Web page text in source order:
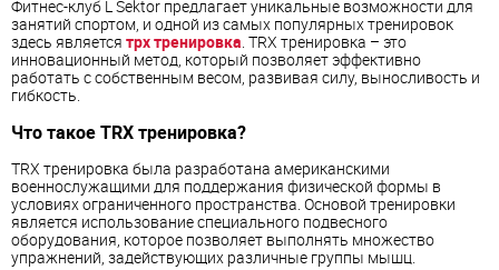
Фитнес-клуб L Sektor предлагает уникальные возможности для
занятий спортом, и одной из самых популярных тренировок
здесь является трх тренировка . TRX тренировка – это
инновационный метод, который позволяет эффективно
работать с собственным весом, развивая силу, выносливость и
гибкость.
Что такое TRX тренировка?
TRX тренировка была разработана американскими
военнослужащими для поддержания физической формы в
условиях ограниченного пространства. Основой тренировки
является использование специального подвесного
оборудования, которое позволяет выполнять множество
упражнений, задействующих различные группы мышц.